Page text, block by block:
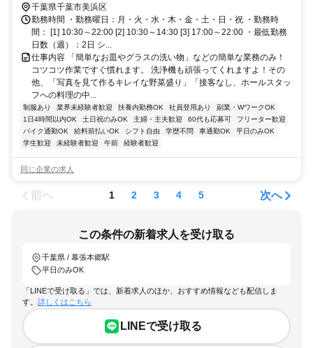
南口 徒歩12分
千葉県千葉市美浜区
勤務時間 ・勤務曜日：月・火・水・木・金・土・日・祝 ・勤務時
間： [1] 10:30～22:00 [2] 10:30～14:30 [3] 17:00～22:00 ・最低勤務
日数（週）：2日 シ...
仕事内容 「簡単なお皿やグラスの洗い物」などの簡単な業務のみ！
コツコツ作業ですぐ慣れます。 洗浄機も頑張ってくれますよ！その
他、「写真を見て作るキレイな野菜盛り」「接客なし、ホールスタッ
フへの料理の中...
制服あり 業界未経験者歓迎 扶養内勤務OK 社員登用あり
副業・WワークOK
1日4時間以内OK
土日祝のみOK 主婦・主夫歓迎 60代も応募可
フリーター歓迎
バイク通勤OK
給料前払いOK シフト自由 学歴不問 車通勤OK
平日のみOK
学生歓迎
未経験者歓迎 午前 経験者歓迎
同じ企業の求人
前へ 1 2 3 4 5 次へ
この条件の新着求人を受け取る
千葉県 / 幕張本郷駅
平日のみOK
「LINEで受け取る」では、新着求人のほか、おすすめ情報なども配信しま
す。 詳しくはこちら
LINEで受け取る